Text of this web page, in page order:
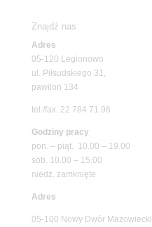
Znajdź nas
Adres
05-120 Legionowo
ul. Piłsudskiego 31,
pawilon 134
tel./fax. 22 784 71 96
Godziny pracy
pon. – piąt. 10.00 – 19.00
sob. 10.00 – 15.00
niedz. zamknięte
Adres
05-100 Nowy Dwór Mazowiecki